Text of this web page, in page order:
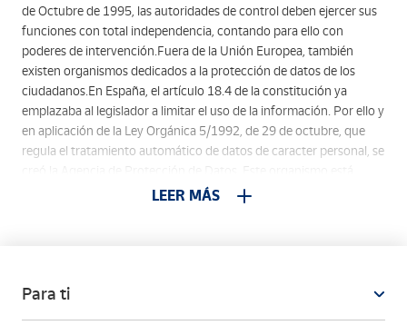
de Octubre de 1995, las autoridades de control deben ejercer sus
funciones con total independencia, contando para ello con
poderes de intervención.Fuera de la Unión Europea, también
existen organismos dedicados a la protección de datos de los
ciudadanos.En España, el artículo 18.4 de la constitución ya
emplazaba al legislador a limitar el uso de la información. Por ello y
en aplicación de la Ley Orgánica 5/1992, de 29 de octubre, que
regula el tratamiento automático de datos de caracter personal, se
encargado de velar por el cumplimiento de la legislación. Tiene
LEER MÁS
Para ti